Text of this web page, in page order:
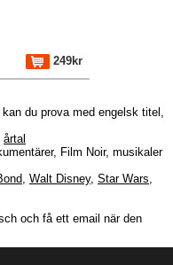
249kr
du prova med engelsk titel,
årtal
Film Noir, musikaler
, Walt Disney, Star Wars,
och få ett email när den